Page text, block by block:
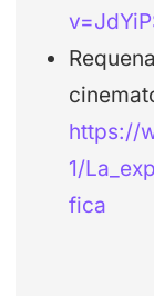
https://
1/
fica